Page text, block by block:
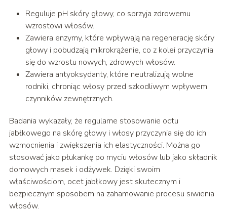
Reguluje pH skóry głowy, co sprzyja zdrowemu
wzrostowi włosów.
Zawiera enzymy, które wpływają na regenerację skóry
głowy i pobudzają mikrokrążenie, co z kolei przyczynia
się do wzrostu nowych, zdrowych włosów.
Zawiera antyoksydanty, które neutralizują wolne
rodniki, chroniąc włosy przed szkodliwym wpływem
czynników zewnętrznych.
Badania wykazały, że regularne stosowanie octu
jabłkowego na skórę głowy i włosy przyczynia się do ich
wzmocnienia i zwiększenia ich elastyczności. Można go
stosować jako płukankę po myciu włosów lub jako składnik
domowych masek i odżywek. Dzięki swoim
właściwościom, ocet jabłkowy jest skutecznym i
bezpiecznym sposobem na zahamowanie procesu siwienia
włosów.